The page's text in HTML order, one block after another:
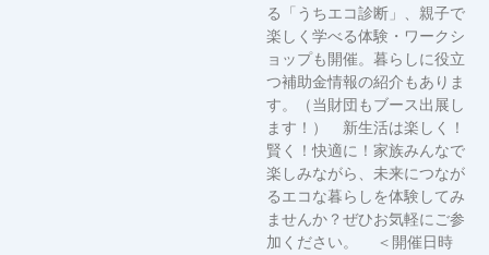
る「うちエコ診断」、親子で
楽しく学べる体験・ワークシ
ョップも開催。暮らしに役立
つ補助金情報の紹介もありま
す。（当財団もブース出展し
ます！） 新生活は楽しく！
賢く！快適に！家族みんなで
楽しみながら、未来につなが
るエコな暮らしを体験してみ
ませんか？ぜひお気軽にご参
加ください。 ＜開催日時